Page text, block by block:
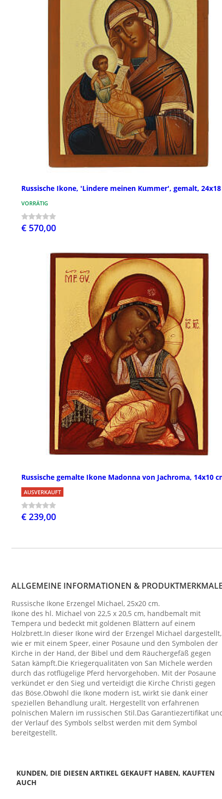
Russische Ikone, 'Lindere meinen Kummer', gemalt,
VORRÄTIG
€ 570,00
Russische gemalte Ikone Madonna von Jachroma, 14x10
AUSVERKAUFT
€ 239,00
ALLGEMEINE INFORMATIONEN &
Russische Ikone Erzengel Michael, 25x20 cm.
Ikone des hl. Michael von 22,5 x 20,5 cm, handbemalt mit
Tempera und bedeckt mit goldenen Blättern auf einem
Holzbrett.In dieser Ikone wird der Erzengel Michael dargestellt,
wie er mit einem Speer, einer Posaune und den Symbolen der
Kirche in der Hand, der Bibel und dem Räuchergefäß gegen
Satan kämpft.Die Kriegerqualitäten von San Michele werden
durch das rotflügelige Pferd hervorgehoben. Mit der Posaune
verkündet er den Sieg und verteidigt die Kirche Christi gegen
das Böse.Obwohl die Ikone modern ist, wirkt sie dank einer
speziellen Behandlung uralt. Hergestellt von erfahrenen
polnischen Malern im russischen Stil.Das Garantiezertifikat
der Verlauf des Symbols selbst werden mit dem Symbol
bereitgestellt.
KUNDEN, DIE DIESEN ARTIKEL GEKAUFT HABEN, KAUFTEN
AUCH